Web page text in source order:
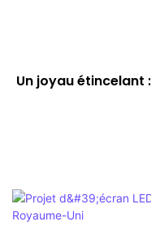
Un joyau